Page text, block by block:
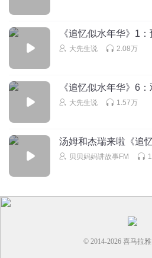
《追忆似水年华》1
大先生说 2.08万
《追忆似水年华》6
大先生说 1.57万
汤姆和杰瑞来啦《追
贝贝妈妈讲故事FM
© 2014-2026 喜马拉